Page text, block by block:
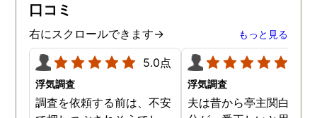
口コミ
右にスクロールできます→ もっと見る
5.0点
浮気調査
調査を依頼する前は、不安
浮気調査
夫は昔から亭主関白で、